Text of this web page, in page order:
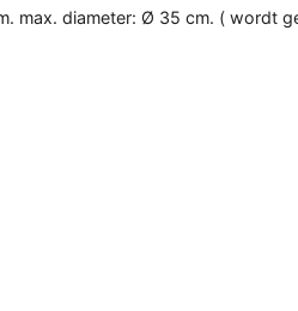
diameter: Ø 35 cm. ( wordt